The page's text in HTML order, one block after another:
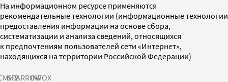
На информационном ресурсе применяются
рекомендательные технологии (информационные технологии
предоставления информации на основе сбора,
систематизации и анализа сведений, относящихся
к предпочтениям пользователей сети «Интернет»,
находящихся на территории Российской Федерации)
SPARROWINFOX